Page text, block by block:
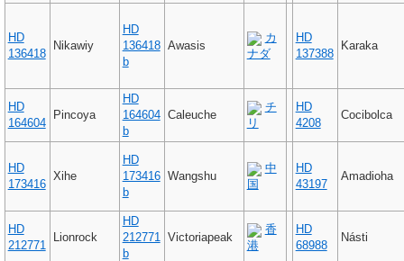
HD
136418
Nikawiy
HD
136418
b
Awasis
カ
ナダ
HD
137388
Karaka
HD
164604
Pincoya
HD
164604
b
Caleuche
チ
リ
HD
4208
Cocibolca
HD
173416
Xihe
HD
173416
b
Wangshu
中
国
HD
43197
Amadioha
HD
212771
Lionrock
HD
212771
b
Victoriapeak
香
港
HD
68988
Násti